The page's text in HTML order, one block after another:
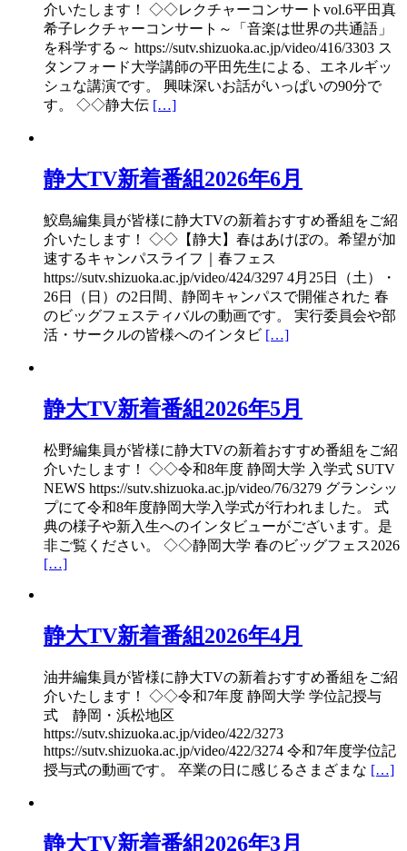
介いたします！ ◇◇レクチャーコンサートvol.6平田真
希子レクチャーコンサート～「音楽は世界の共通語」
を科学する～ https://sutv.shizuoka.ac.jp/video/416/3303 ス
タンフォード大学講師の平田先生による、エネルギッ
シュな講演です。 興味深いお話がいっぱいの90分で
す。 ◇◇静大伝 […]
静大TV新着番組2026年6月
鮫島編集員が皆様に静大TVの新着おすすめ番組をご紹
介いたします！ ◇◇【静大】春はあけぼの。希望が加
速するキャンパスライフ｜春フェス
https://sutv.shizuoka.ac.jp/video/424/3297 4月25日（土）・
26日（日）の2日間、静岡キャンパスで開催された 春
のビッグフェスティバルの動画です。 実行委員会や部
活・サークルの皆様へのインタビ […]
静大TV新着番組2026年5月
松野編集員が皆様に静大TVの新着おすすめ番組をご紹
介いたします！ ◇◇令和8年度 静岡大学 入学式 SUTV
NEWS https://sutv.shizuoka.ac.jp/video/76/3279 グランシッ
プにて令和8年度静岡大学入学式が行われました。 式
典の様子や新入生へのインタビューがございます。是
非ご覧ください。 ◇◇静岡大学 春のビッグフェス2026
[…]
静大TV新着番組2026年4月
油井編集員が皆様に静大TVの新着おすすめ番組をご紹
介いたします！ ◇◇令和7年度 静岡大学 学位記授与
式 静岡・浜松地区
https://sutv.shizuoka.ac.jp/video/422/3273
https://sutv.shizuoka.ac.jp/video/422/3274 令和7年度学位記
授与式の動画です。 卒業の日に感じるさまざまな […]
静大TV新着番組2026年3月